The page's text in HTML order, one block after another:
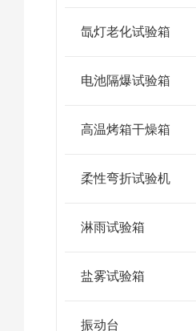
氙灯老化试验箱
电池隔爆试验箱
高温烤箱干燥箱
柔性弯折试验机
淋雨试验箱
盐雾试验箱
振动台